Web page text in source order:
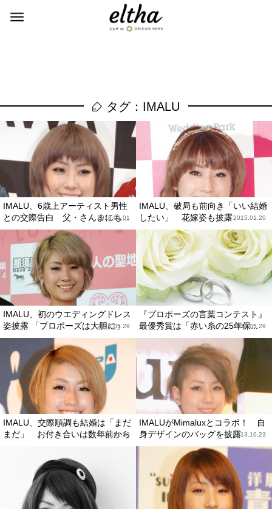
タグ：IMALU
IMALU、6歳上アーティスト男性
との交際告白 父・さんまにも...
2018.01.01
IMALU、破局も前向き「いい結婚
したい」 花嫁姿も披露2015.01.20
IMALU、初のウエディングドレス
姿披露 「プロポーズは大胆に」
2014.05.29
『プロポーズの言葉コンテスト』
最優秀賞は「赤い糸の25年保...
2014.05.29
IMALU、交際順調も結婚は「まだ
まだ」 お付き合いは数年前から
2014.01.20
IMALUがMimaluxとコラボ！ 自
身デザインのバッグを披露2013.10.23